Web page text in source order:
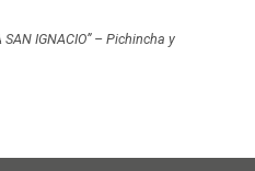
SAN IGNACIO” – Pichincha y